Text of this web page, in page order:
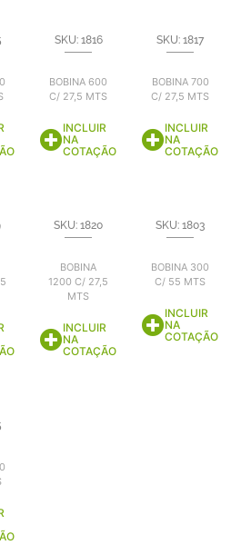
SKU: 1816
BOBINA 600
C/ 27,5 MTS
INCLUIR
NA
COTAÇÃO
SKU: 1817
BOBINA 700
C/ 27,5 MTS
INCLUIR
NA
COTAÇÃO
SKU: 1820
BOBINA
1200 C/ 27,5
MTS
INCLUIR
NA
COTAÇÃO
SKU: 1803
BOBINA 300
C/ 55 MTS
INCLUIR
NA
COTAÇÃO